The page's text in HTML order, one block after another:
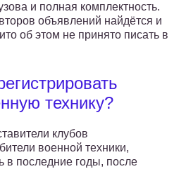
и полная комплектность.
объявлений найдётся и
об этом не принято писать в
технику?
клубов
военной техники,
в последние годы, после